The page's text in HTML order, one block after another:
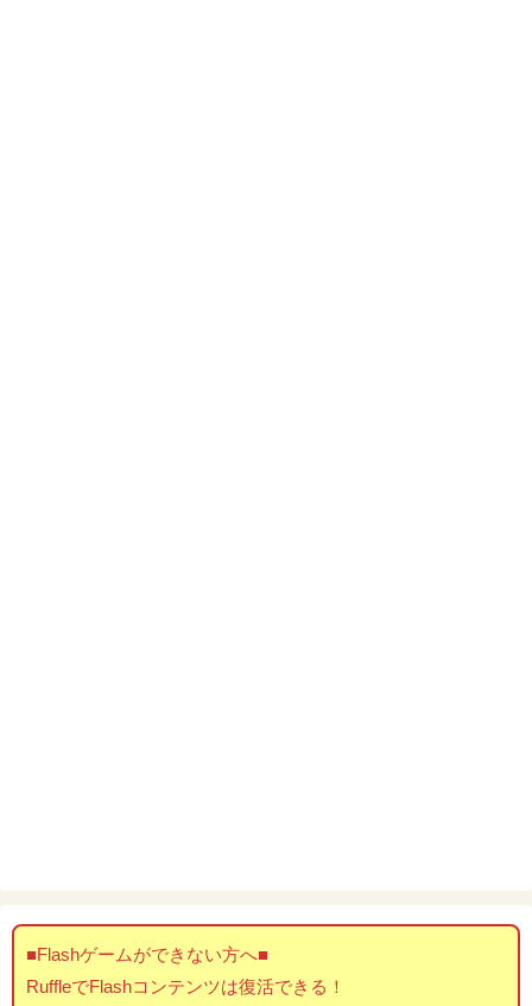
■Flashゲームができない方へ■
RuffleでFlashコンテンツは復活できる！